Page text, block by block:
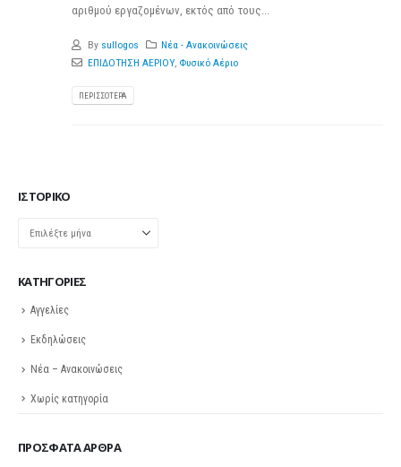
αριθμού εργαζομένων, εκτός από τους...
By sullogos
Νέα - Ανακοινώσεις
ΕΠΙΔΟΤΗΣΗ ΑΕΡΙΟΥ, Φυσικό Αέριο
ΠΕΡΙΣΣΌΤΕΡΑ
ΙΣΤΟΡΙΚΌ
Ιστορικό
KΑΤΗΓΟΡΊΕΣ
Αγγελίες
Εκδηλώσεις
Νέα – Ανακοινώσεις
Χωρίς κατηγορία
ΠΡΌΣΦΑΤΑ ΆΡΘΡΑ